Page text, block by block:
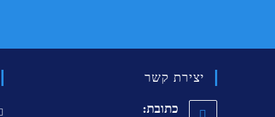
יצירת קשר
כתובת: